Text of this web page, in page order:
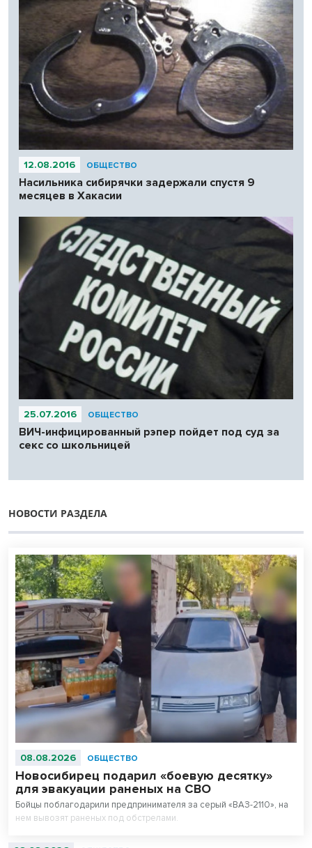
12.08.2016 ОБЩЕСТВО
Насильника сибирячки задержали спустя 9
месяцев в Хакасии
25.07.2016 ОБЩЕСТВО
ВИЧ-инфицированный рэпер пойдет под суд за
секс со школьницей
НОВОСТИ РАЗДЕЛА
08.08.2026 ОБЩЕСТВО
Новосибирец подарил «боевую десятку»
для эвакуации раненых на СВО
Бойцы поблагодарили предпринимателя за серый «ВАЗ-2110», на
нем вывозят раненых под обстрелами.